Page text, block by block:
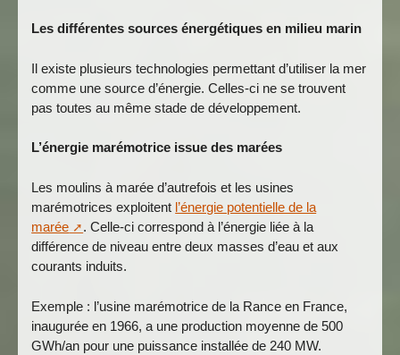
Les différentes sources énergétiques en milieu marin
Il existe plusieurs technologies permettant d’utiliser la mer
comme une source d’énergie. Celles-ci ne se trouvent
pas toutes au même stade de développement.
L’énergie marémotrice issue des marées
Les moulins à marée d’autrefois et les usines
marémotrices exploitent l’énergie potentielle de la
marée
. Celle-ci correspond à l’énergie liée à la
différence de niveau entre deux masses d’eau et aux
courants induits.
Exemple : l’usine marémotrice de la Rance en France,
inaugurée en 1966, a une production moyenne de 500
GWh/an pour une puissance installée de 240 MW.